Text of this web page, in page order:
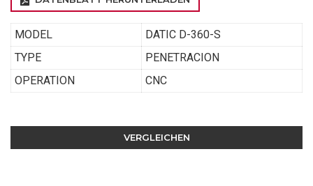
MODEL
DATIC D-360-S
TYPE
PENETRACION
OPERATION
CNC
VERGLEICHEN